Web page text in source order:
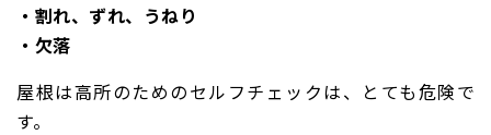
・割れ、ずれ、うねり
・欠落
屋根は高所のためのセルフチェックは、とても危険で
す。